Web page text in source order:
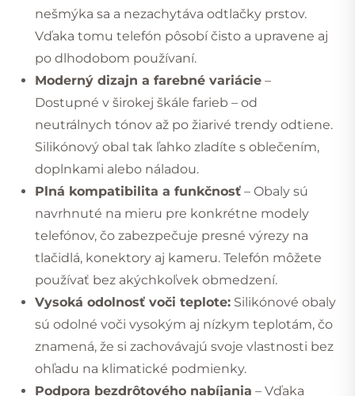
nešmýka sa a nezachytáva odtlačky prstov.
Vďaka tomu telefón pôsobí čisto a upravene aj
po dlhodobom používaní.
Moderný dizajn a farebné variácie –
Dostupné v širokej škále farieb – od
neutrálnych tónov až po žiarivé trendy odtiene.
Silikónový obal tak ľahko zladíte s oblečením,
doplnkami alebo náladou.
Plná kompatibilita a funkčnosť – Obaly sú
navrhnuté na mieru pre konkrétne modely
telefónov, čo zabezpečuje presné výrezy na
tlačidlá, konektory aj kameru. Telefón môžete
používať bez akýchkoľvek obmedzení.
Vysoká odolnosť voči teplote: Silikónové obaly
sú odolné voči vysokým aj nízkym teplotám, čo
znamená, že si zachovávajú svoje vlastnosti bez
ohľadu na klimatické podmienky.
Podpora bezdrôtového nabíjania – Vďaka